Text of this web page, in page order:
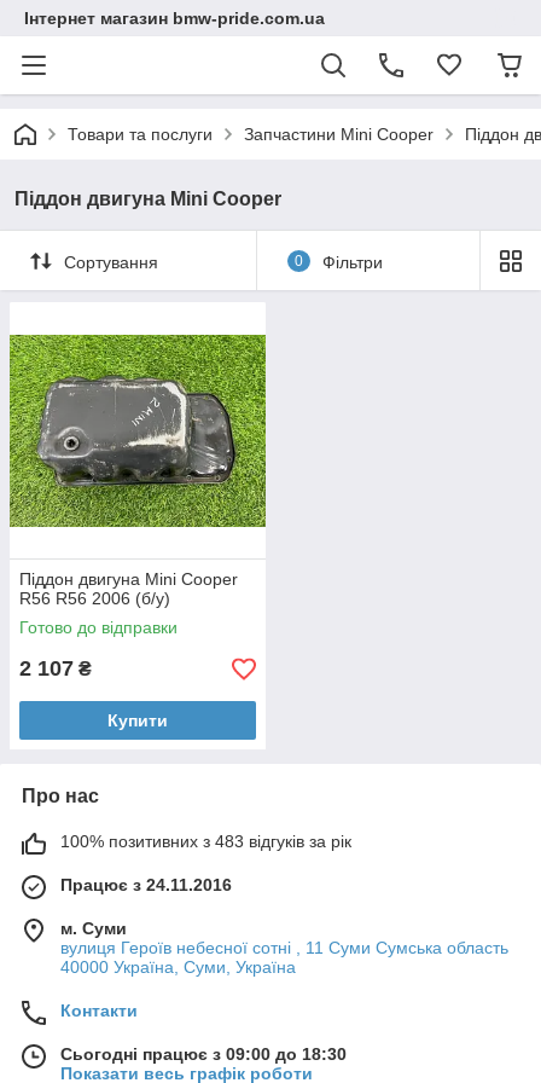
Інтернет магазин bmw-pride.com.ua
Товари та послуги Запчастини Mini Cooper Піддон
Піддон двигуна Mini Cooper
Сортування 0 Фільтри
Піддон двигуна Mini Cooper
R56 R56 2006 (б/у)
Готово до відправки
2 107 ₴
Купити
Про нас
100% позитивних з 483 відгуків за рік
Працює з 24.11.2016
м. Суми
вулиця Героїв небесної сотні , 11 Суми Сумська область
40000 Україна, Суми, Україна
Контакти
Сьогодні працює з 09:00 до 18:30
Показати весь графік роботи